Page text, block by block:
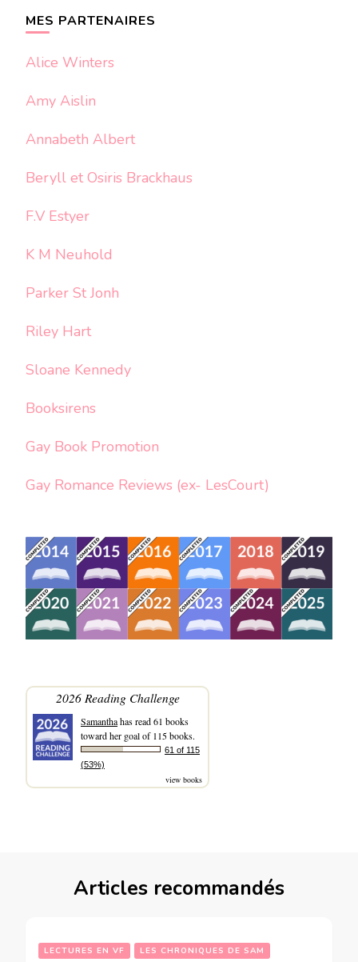
MES PARTENAIRES
Alice Winters
Amy Aislin
Annabeth Albert
Beryll et Osiris Brackhaus
F.V Estyer
K M Neuhold
Parker St Jonh
Riley Hart
Sloane Kennedy
Booksirens
Gay Book Promotion
Gay Romance Reviews (ex- LesCourt)
2026 Reading Challenge
Samanthahas read 61 books
toward her goal of 115 books.
61 of 115
(53%)
view books
Articles recommandés
LECTURES EN VF LES CHRONIQUES DE SAM